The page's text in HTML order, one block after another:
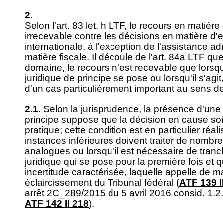
2.
Selon l'art. 83 let. h LTF, le recours en
irrecevable contre les décisions en matière
internationale, à l'exception de l'assistance
matière fiscale. Il découle de l'art. 84a LTF
domaine, le recours n'est recevable que
juridique de principe se pose ou lorsqu'il
d'un cas particulièrement important au sens
2.1. Selon la jurisprudence, la présence
principe suppose que la décision en cause
pratique; cette condition est en particulier
instances inférieures doivent traiter de
analogues ou lorsqu'il est nécessaire de
juridique qui se pose pour la première fois et
incertitude caractérisée, laquelle appelle de
éclaircissement du Tribunal fédéral (ATF 139
arrêt 2C_289/2015 du 5 avril 2016 consid.
ATF 142 II 218).